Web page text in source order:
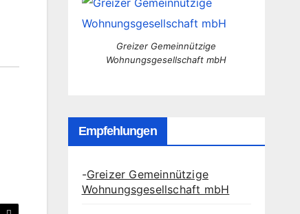
Greizer Gemeinnützige
Wohnungsgesellschaft mbH
Empfehlungen
-Greizer Gemeinnützige
Wohnungsgesellschaft mbH